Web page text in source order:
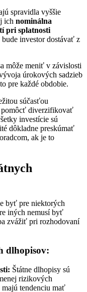
spravidla vyššie
ich nominálna
pri splatnosti
investor dostávať z
môže meniť v závislosti
úrokových sadzieb
pre každé obdobie.
súčasťou
pomôcť diverzifikovať
investície sú
dôkladne preskúmať
ak je to
byť pre niektorých
iných nemusí byť
zvážiť pri rozhodovaní
dlhopisov:
Štátne dlhopisy sú
rizikových
majú tendenciu mať